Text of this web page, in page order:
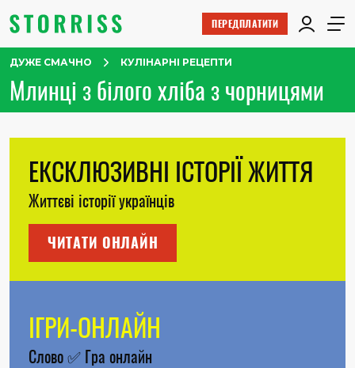
ПЕРЕДПЛАТИТИ
ДУЖЕ СМАЧНО КУЛІНАРНІ РЕЦЕПТИ
Млинці з білого хліба з чорницями
ЕКСКЛЮЗИВНІ ІСТОРІЇ ЖИТТЯ
Життєві історії українців
ЧИТАТИ ОНЛАЙН
ІГРИ-ОНЛАЙН
Слово✅ Гра онлайн